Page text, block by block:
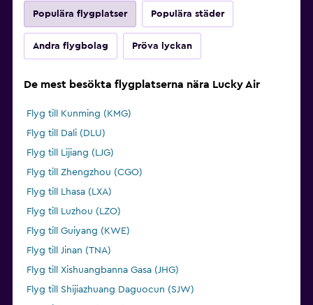
Populära flygplatser Populära städer
Andra flygbolag Pröva lyckan
De mest besökta flygplatserna nära Lucky Air
Flyg till Kunming (KMG)
Flyg till Dali (DLU)
Flyg till Lijiang (LJG)
Flyg till Zhengzhou (CGO)
Flyg till Lhasa (LXA)
Flyg till Luzhou (LZO)
Flyg till Guiyang (KWE)
Flyg till Jinan (TNA)
Flyg till Xishuangbanna Gasa (JHG)
Flyg till Shijiazhuang Daguocun (SJW)